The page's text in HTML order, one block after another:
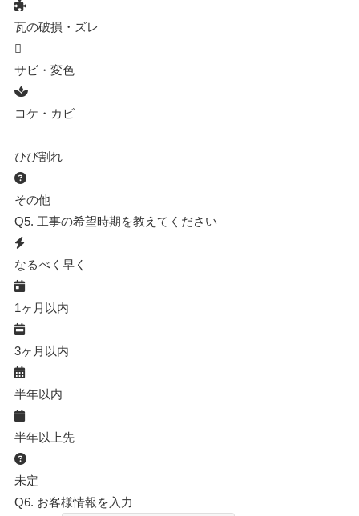
瓦の破損・ズレ
サビ・変色
コケ・カビ
ひび割れ
その他
Q5. 工事の希望時期を教えてください
なるべく早く
1ヶ月以内
3ヶ月以内
半年以内
半年以上先
未定
Q6. お客様情報を入力